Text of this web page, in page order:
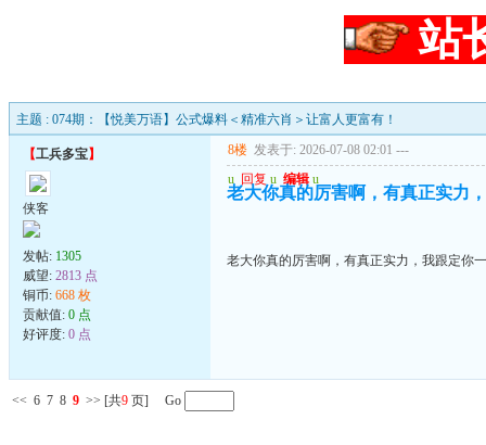
站
主题 : 074期：【悦美万语】公式爆料＜精准六肖＞让富人更富有！
【工兵多宝】
侠客
发帖: 1305
威望: 2813 点
铜币: 668 枚
贡献值: 0 点
好评度: 0 点
8楼 发表于: 2026-07-08 02:01 ---
u 回复 u 编辑 u
老大你真的厉害啊，有真正实力
老大你真的厉害啊，有真正实力，我跟定你
<< 6 7 8 9 >> [共9 页] Go